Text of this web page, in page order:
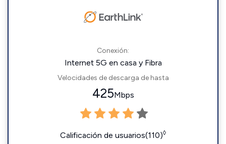
Conexión:
Internet 5G en casa y Fibra
Velocidades de descarga de hasta
425Mbps
Calificación de usuarios(110)◊